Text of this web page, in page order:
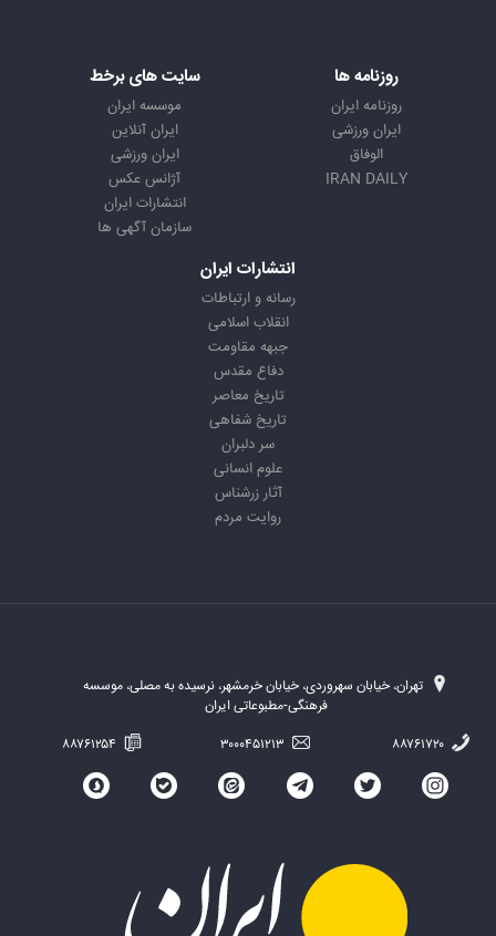
روزنامه ها
روزنامه ایران
ایران ورزشی
الوفاق
IRAN DAILY
سایت های برخط
موسسه ایران
ایران آنلاین
ایران ورزشی
آژانس عکس
انتشارات ایران
سازمان آگهی ها
انتشارات ایران
رسانه و ارتباطات
انقلاب اسلامی
جبهه مقاومت
دفاع مقدس
تاریخ معاصر
تاریخ شفاهی
سر دلبران
علوم انسانی
آثار زرشناس
روایت مردم
تهران، خیابان سهروردی، خیابان خرمشهر، نرسیده به مصلی، موسسه
فرهنگی-مطبوعاتی ایران